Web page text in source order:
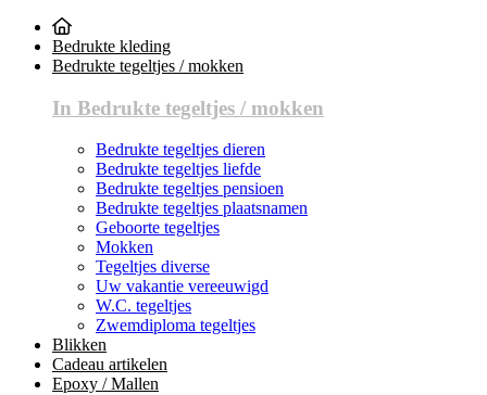
Bedrukte kleding
Bedrukte tegeltjes / mokken
In Bedrukte tegeltjes / mokken
Bedrukte tegeltjes dieren
Bedrukte tegeltjes liefde
Bedrukte tegeltjes pensioen
Bedrukte tegeltjes plaatsnamen
Geboorte tegeltjes
Mokken
Tegeltjes diverse
Uw vakantie vereeuwigd
W.C. tegeltjes
Zwemdiploma tegeltjes
Blikken
Cadeau artikelen
Epoxy / Mallen